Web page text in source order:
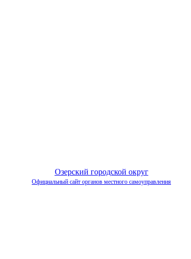
Озерский городской округ
Официальный сайт органов местного самоуправления